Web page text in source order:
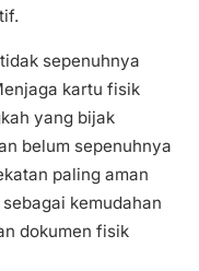
sepenuhnya
kartu fisik
yang bijak
belum sepenuhnya
paling aman
kemudahan
dokumen fisik